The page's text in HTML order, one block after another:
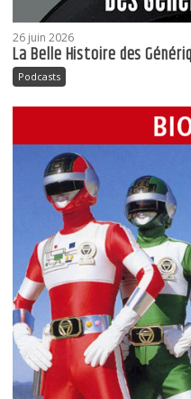
26 juin 2026
La Belle Histoire des
Podcasts